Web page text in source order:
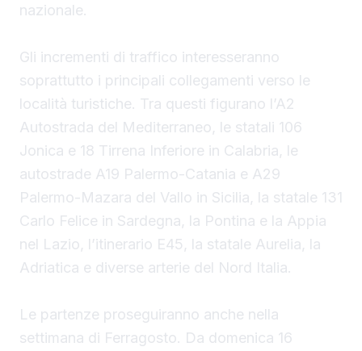
nazionale.
Gli incrementi di traffico interesseranno
soprattutto i principali collegamenti verso le
località turistiche. Tra questi figurano l’A2
Autostrada del Mediterraneo, le statali 106
Jonica e 18 Tirrena Inferiore in Calabria, le
autostrade A19 Palermo-Catania e A29
Palermo-Mazara del Vallo in Sicilia, la statale 131
Carlo Felice in Sardegna, la Pontina e la Appia
nel Lazio, l’itinerario E45, la statale Aurelia, la
Adriatica e diverse arterie del Nord Italia.
Le partenze proseguiranno anche nella
settimana di Ferragosto. Da domenica 16